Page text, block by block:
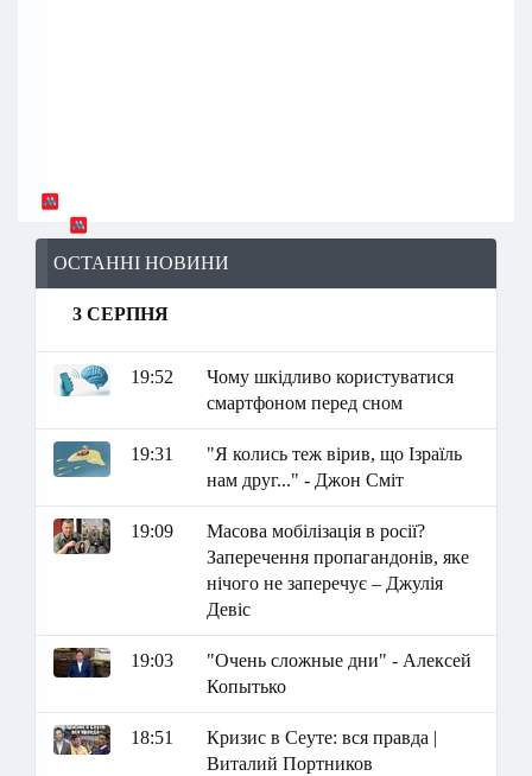
ОСТАННІ НОВИНИ
3 СЕРПНЯ
19:52
Чому шкідливо користуватися
смартфоном перед сном
19:31
"Я колись теж вірив, що Ізраїль
нам друг..." - Джон Сміт
19:09
Масова мобілізація в росії?
Заперечення пропагандонів, яке
нічого не заперечує – Джулія
Девіс
19:03
"Очень сложные дни" - Алексей
Копытько
18:51
Кризис в Сеуте: вся правда |
Виталий Портников